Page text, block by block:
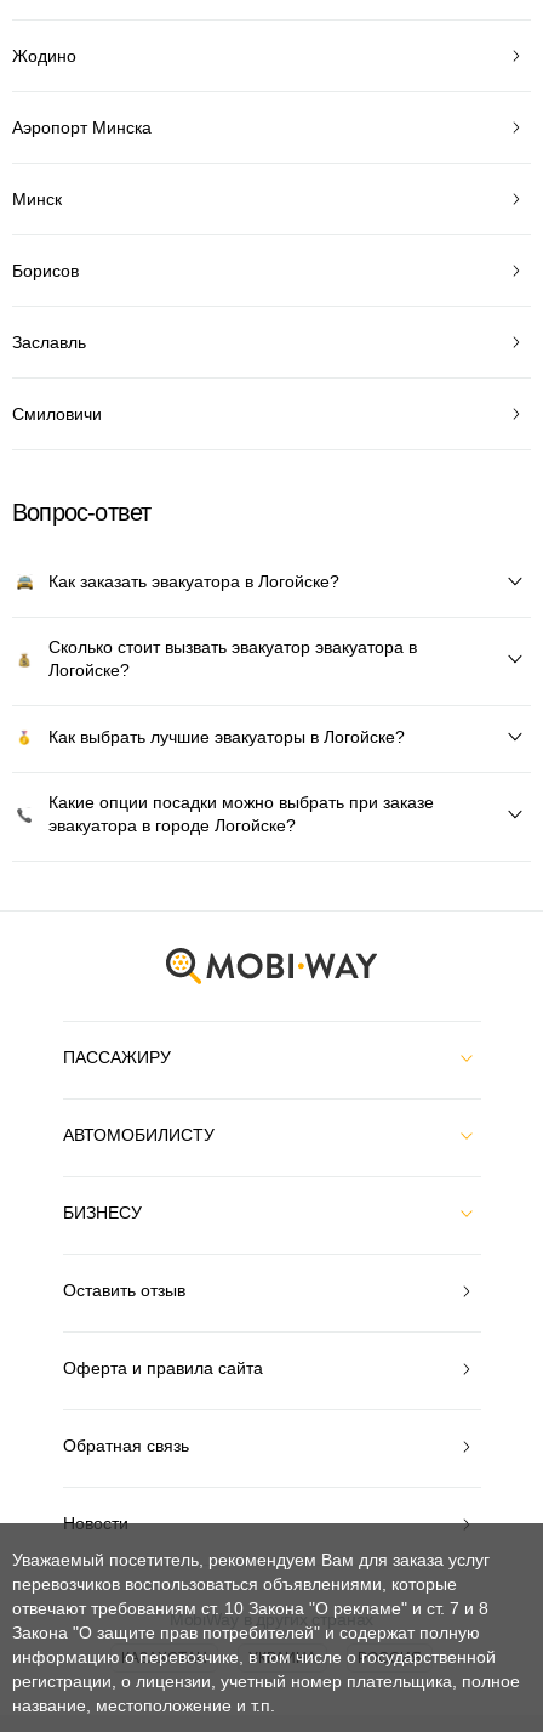
Жодино
Аэропорт Минска
Минск
Борисов
Заславль
Смиловичи
Вопрос-ответ
Как заказать эвакуатора в Логойске?
Сколько стоит вызвать эвакуатор эвакуатора в
Логойске?
Как выбрать лучшие эвакуаторы в Логойске?
Какие опции посадки можно выбрать при заказе
эвакуатора в городе Логойске?
ПАССАЖИРУ
АВТОМОБИЛИСТУ
БИЗНЕСУ
Оставить отзыв
Оферта и правила сайта
Обратная связь
Новости
MobiWay в других странах
КАЗАХСТАН УКРАИНА РОССИЯ
Уважаемый посетитель, рекомендуем Вам для заказа услуг
перевозчиков воспользоваться объявлениями, которые
отвечают требованиям ст. 10 Закона "О рекламе" и ст. 7 и 8
Закона "О защите прав потребителей" и содержат полную
информацию о перевозчике, в том числе о государственной
регистрации, о лицензии, учетный номер плательщика, полное
название, местоположение и т.п.